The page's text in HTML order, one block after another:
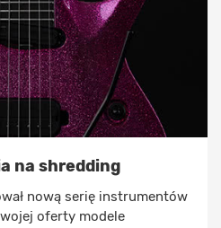
na shredding
nową serię instrumentów
oferty modele